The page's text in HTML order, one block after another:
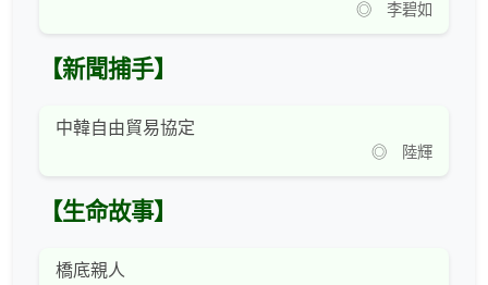
◎ 李碧如
【新聞捕手】
中韓自由貿易協定
◎ 陸輝
【生命故事】
橋底親人